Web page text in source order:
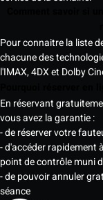
Pour connaitre la liste
chacune des
l'IMAX, 4DX et Dolby
En réservant
vous avez la garantie :
- de réserver votre
- d'accéder rapidement
point de contrôle muni
- de pouvoir annuler
séance